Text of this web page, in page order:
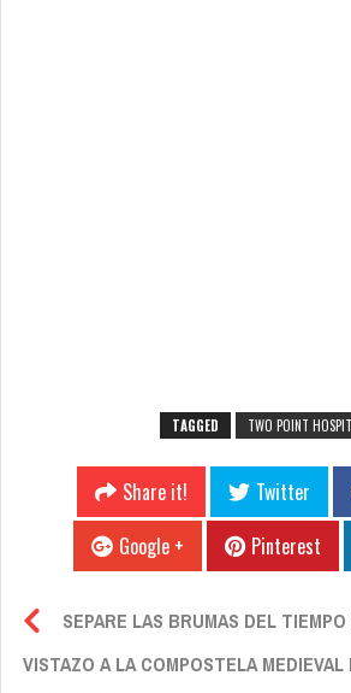
TAGGED TWO POINT
Share it! Twitter
Google +
Pinterest
SEPARE LAS BRUMAS DEL
VISTAZO A LA COMPOSTELA MEDIEVAL